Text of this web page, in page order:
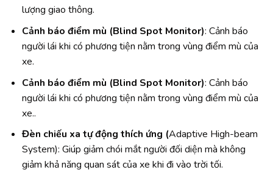
lượng giao thông.
Cảnh báo điểm mù (Blind Spot Monitor): Cảnh báo
người lái khi có phương tiện nằm trong vùng điểm mù của
xe.
Cảnh báo điểm mù (Blind Spot Monitor): Cảnh báo
người lái khi có phương tiện nằm trong vùng điểm mù của
xe..
Đèn chiếu xa tự động thích ứng (Adaptive High-beam
System): Giúp giảm chói mắt người đối diện mà không
giảm khả năng quan sát của xe khi đi vào trời tối.